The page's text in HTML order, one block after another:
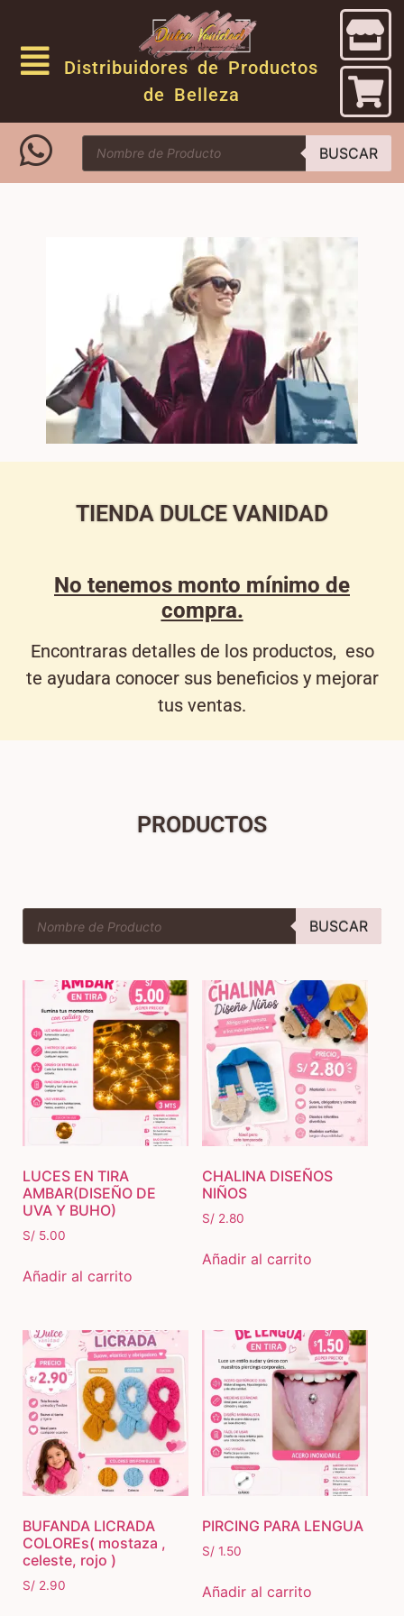
Distribuidores de Productos
de Belleza
BUSCAR
TIENDA DULCE VANIDAD
No tenemos monto mínimo de
compra.
Encontraras detalles de los productos, eso
te ayudara conocer sus beneficios y mejorar
tus ventas.
PRODUCTOS
BUSCAR
LUCES EN TIRA
AMBAR(DISEÑO DE
UVA Y BUHO)
S/ 5.00
Añadir al carrito
CHALINA DISEÑOS
NIÑOS
S/ 2.80
Añadir al carrito
BUFANDA LICRADA
COLOREs( mostaza ,
celeste, rojo )
S/ 2.90
PIRCING PARA LENGUA
S/ 1.50
Añadir al carrito